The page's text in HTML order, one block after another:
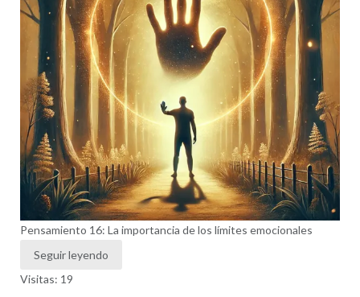
Pensamiento 16: La importancia de los límites emocionales
Seguir leyendo
Visitas: 19